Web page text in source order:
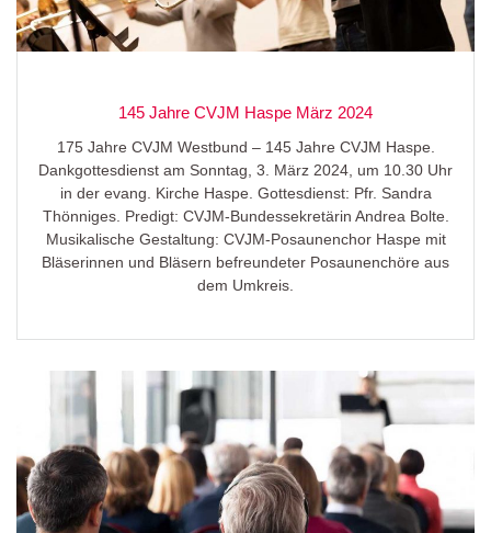
145 Jahre CVJM Haspe März 2024
175 Jahre CVJM Westbund – 145 Jahre CVJM Haspe.
Dankgottesdienst am Sonntag, 3. März 2024, um 10.30 Uhr
in der evang. Kirche Haspe. Gottesdienst: Pfr. Sandra
Thönniges. Predigt: CVJM-Bundessekretärin Andrea Bolte.
Musikalische Gestaltung: CVJM-Posaunenchor Haspe mit
Bläserinnen und Bläsern befreundeter Posaunenchöre aus
dem Umkreis.